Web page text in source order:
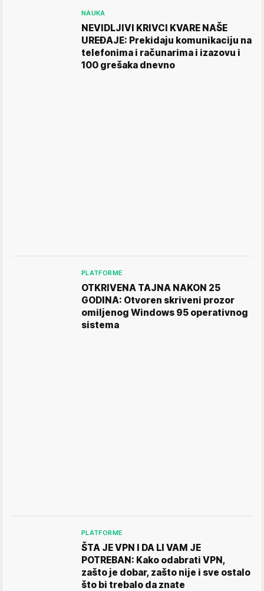
NAUKA
NEVIDLJIVI KRIVCI KVARE NAŠE
UREĐAJE: Prekidaju komunikaciju na
telefonima i računarima i izazovu i
100 grešaka dnevno
PLATFORME
OTKRIVENA TAJNA NAKON 25
GODINA: Otvoren skriveni prozor
omiljenog Windows 95 operativnog
sistema
PLATFORME
ŠTA JE VPN I DA LI VAM JE
POTREBAN: Kako odabrati VPN,
zašto je dobar, zašto nije i sve ostalo
što bi trebalo da znate